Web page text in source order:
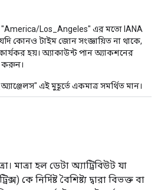
"America/Los_Angeles" এর মতো IANA
কোনও টাইম জোন সংজ্ঞায়িত না থাকে,
হয়। অ্যাকাউন্ট পান অ্যাকশনের
করুন।
এই মুহূর্তে একমাত্র সমর্থিত মান।
মাত্রা হল ডেটা অ্যাট্রিবিউট যা
কে নির্দিষ্ট বৈশিষ্ট্য দ্বারা বিভক্ত বা